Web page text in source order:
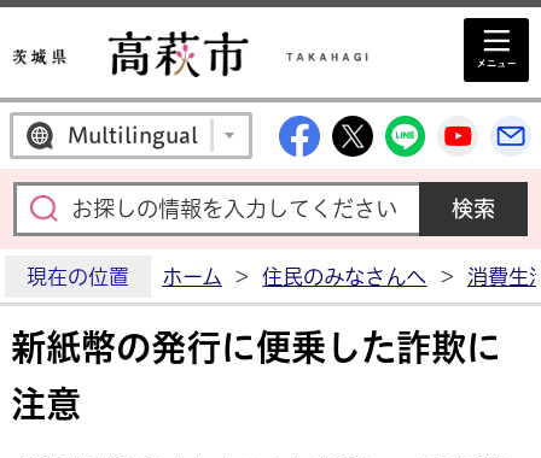
Multilingual 高萩市公式
高萩市公式X
高萩市
高
現在の位置 ホーム > 住民のみなさんへ > 消費生
新紙幣の発行に便乗した詐欺に
注意